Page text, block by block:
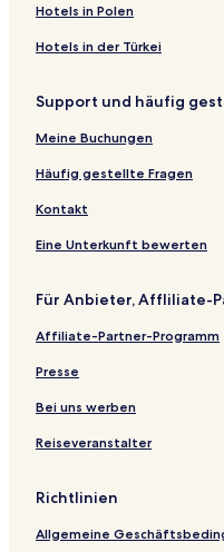
Temora Hotels
Parkes Hotels
Bournewood Hotels
The Gap Hotels
Huntley Hotels
Hotels in Polen
Hotels in der Türkei
Support und häufig
Meine Buchungen
Häufig gestellte Fragen
Kontakt
Eine Unterkunft bewerten
Für Anbieter, Affliliate-
Affiliate-Partner-Programm
Presse
Bei uns werben
Reiseveranstalter
Richtlinien
Allgemeine